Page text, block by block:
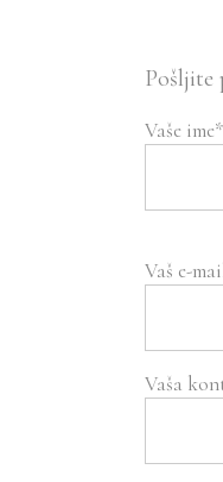
Pošljite
Vaše ime*
Vaš e-
Vaša